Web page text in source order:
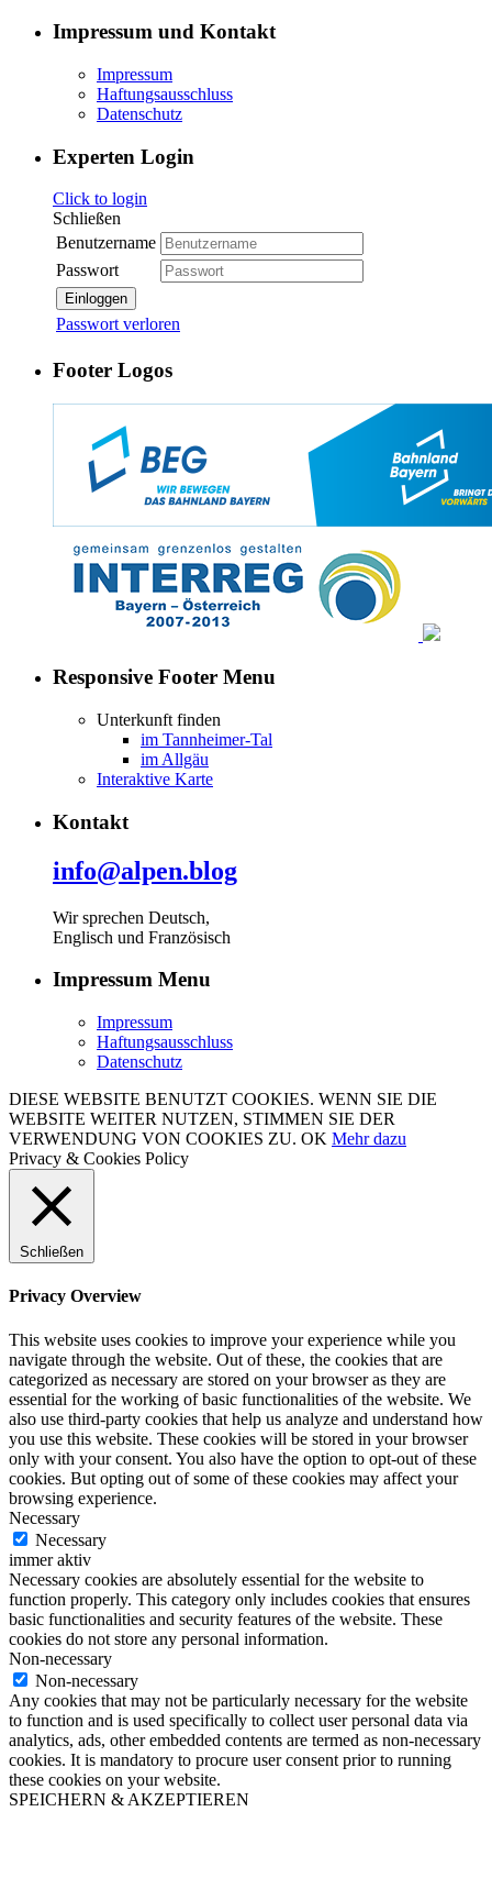
Impressum und Kontakt
Impressum
Haftungsausschluss
Datenschutz
Experten Login
Click to login
Schließen
Benutzername
Passwort
Einloggen
Passwort verloren
Footer Logos
Responsive Footer Menu
Unterkunft finden
im Tannheimer-Tal
im Allgäu
Interaktive Karte
Kontakt
info@alpen.blog
Wir sprechen Deutsch,
Englisch und Französisch
Impressum Menu
Impressum
Haftungsausschluss
Datenschutz
DIESE WEBSITE BENUTZT COOKIES. WENN SIE DIE
WEBSITE WEITER NUTZEN, STIMMEN SIE DER
VERWENDUNG VON COOKIES ZU. OK Mehr dazu
Privacy & Cookies Policy
Schließen
Privacy Overview
This website uses cookies to improve your experience while you
navigate through the website. Out of these, the cookies that are
categorized as necessary are stored on your browser as they are
essential for the working of basic functionalities of the website. We
also use third-party cookies that help us analyze and understand how
you use this website. These cookies will be stored in your browser
only with your consent. You also have the option to opt-out of these
cookies. But opting out of some of these cookies may affect your
browsing experience.
Necessary
Necessary
immer aktiv
Necessary cookies are absolutely essential for the website to
function properly. This category only includes cookies that ensures
basic functionalities and security features of the website. These
cookies do not store any personal information.
Non-necessary
Non-necessary
Any cookies that may not be particularly necessary for the website
to function and is used specifically to collect user personal data via
analytics, ads, other embedded contents are termed as non-necessary
cookies. It is mandatory to procure user consent prior to running
these cookies on your website.
SPEICHERN & AKZEPTIEREN